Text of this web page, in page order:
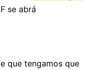
se abrá
que tengamos que